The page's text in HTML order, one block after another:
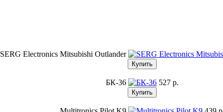
SERG Electronics Mitsubishi Outlander
БК-36 527 p.